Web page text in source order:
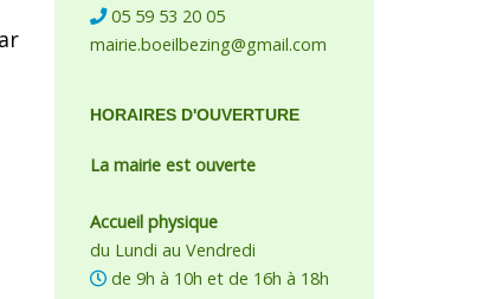
05 59 53 20 05
mairie.boeilbezing@gmail.com
HORAIRES D'OUVERTURE
La mairie est ouverte
Accueil physique
du Lundi au Vendredi
de 9h à 10h et de 16h à 18h